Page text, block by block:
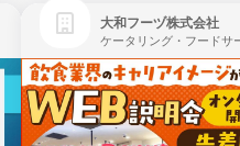
大和フーヅ株式会社